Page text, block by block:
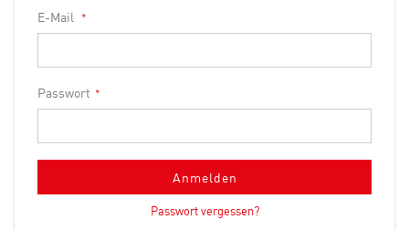
E-Mail
Passwort
Anmelden
Passwort vergessen?